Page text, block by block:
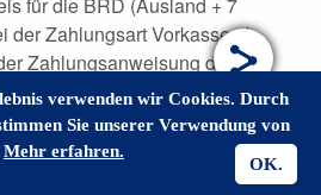
verwenden wir Cookies. Durch
Sie unserer Verwendung von
Mehr erfahren.
OK.
der Zahlungsart Vorkasse ab
Zahlungsanweisung des
Zahlungsarten ab dem Tag
Vertragsschluss.
YES-System - ERP Software für den Onlinehandel